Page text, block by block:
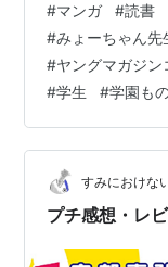
な？ 1巻の頃よ
編の方は、最初
れがどうでもよ
すぎや。 少しず
るのかなれなみ
色々と振…
#マンガ #読書
#みょーちゃん先
#ヤングマガジン
#学生 #学園も
すみにおけな
プチ感想・レ